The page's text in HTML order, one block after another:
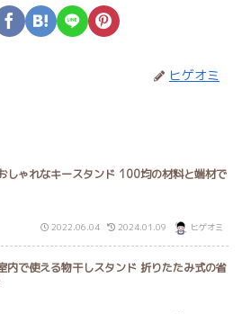
ヒゲオミ
しゃれなキースタンド 100均の材料と端材で
2022.06.04 2024.01.09 ヒゲオミ
内で使える物干しスタンド 折りたたみ式の省